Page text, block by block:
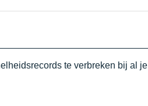
te verbreken bij al je